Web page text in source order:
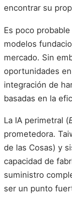
encontrar su
Es poco
modelos
mercado. Sin
oportunidades
integración de
basadas en la
La IA perimetral (
prometedora.
de las Cosas) y
capacidad de
suministro
ser un punto